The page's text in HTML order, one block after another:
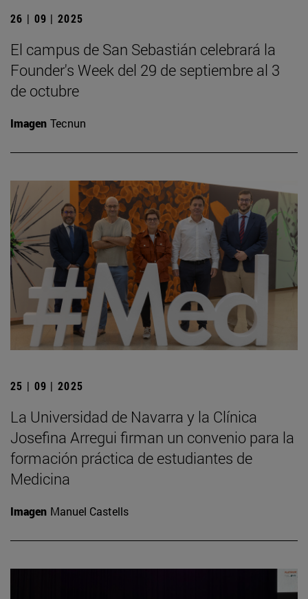
26 | 09 | 2025
El campus de San Sebastián celebrará la
Founder's Week del 29 de septiembre al 3
de octubre
Imagen Tecnun
25 | 09 | 2025
La Universidad de Navarra y la Clínica
Josefina Arregui firman un convenio para la
formación práctica de estudiantes de
Medicina
Imagen Manuel Castells